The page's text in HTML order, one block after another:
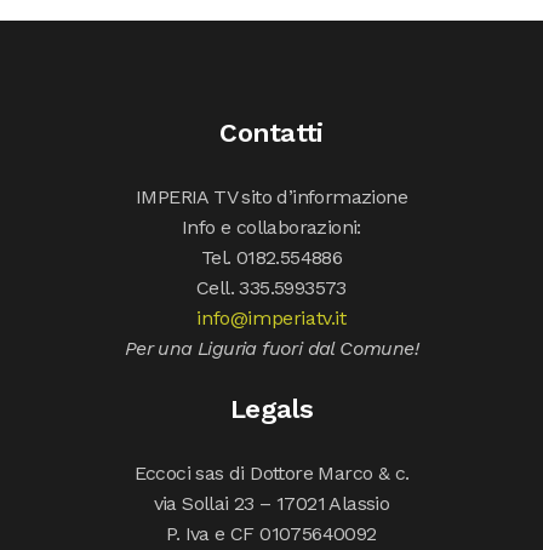
Contatti
IMPERIA TV sito d’informazione
Info e collaborazioni:
Tel. 0182.554886
Cell. 335.5993573
info@imperiatv.it
Per una Liguria fuori dal Comune!
Legals
Eccoci sas di Dottore Marco & c.
via Sollai 23 – 17021 Alassio
P. Iva e CF 01075640092